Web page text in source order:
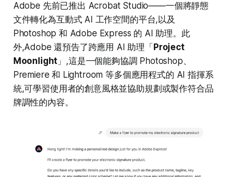
Adobe 先前已推出 Acrobat Studio——一個將靜態
文件轉化為互動式 AI 工作空間的平台,以及
Photoshop 和 Adobe Express 的 AI 助理。此
外,Adobe 還預告了跨應用 AI 助理「 Project
Moonlight 」,這是一個能夠協調 Photoshop、
Premiere 和 Lightroom 等多個應用程式的 AI 指揮系
統,可學習使用者的創意風格並協助規劃或製作符合品
牌調性的內容。​